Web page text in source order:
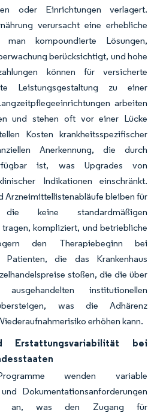
oder Einrichtungen verlagert.
verursacht eine erhebliche
man kompoundierte Lösungen,
berücksichtigt, und hohe
können für versicherte
Leistungsgestaltung zu einer
arbeiten
und stehen oft vor einer Lücke
Kosten krankheitsspezifischer
Anerkennung, die durch
ist, was Upgrades von
Indikationen einschränkt.
Arzneimittellistenabläufe bleiben für
keine standardmäßigen
kompliziert, und betriebliche
den Therapiebeginn bei
Patienten, die das Krankenhaus
stoßen, die die über
ausgehandelten institutionellen
was die Adhärenz
erhöhen kann.
Erstattungsvariabilität bei
wenden variable
Dokumentationsanforderungen
an, was den Zugang für